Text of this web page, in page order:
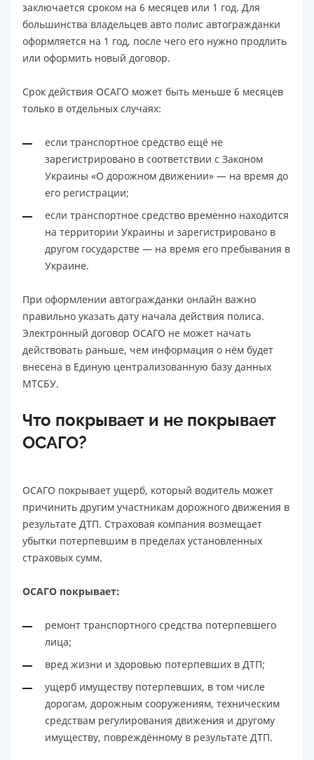
заключается сроком на 6 месяцев или 1 год. Для
большинства владельцев авто полис автогражданки
оформляется на 1 год, после чего его нужно продлить
или оформить новый договор.
Срок действия ОСАГО может быть меньше 6 месяцев
только в отдельных случаях:
если транспортное средство ещё не
зарегистрировано в соответствии с Законом
Украины «О дорожном движении» — на время до
его регистрации;
если транспортное средство временно находится
на территории Украины и зарегистрировано в
другом государстве — на время его пребывания в
Украине.
При оформлении автогражданки онлайн важно
правильно указать дату начала действия полиса.
Электронный договор ОСАГО не может начать
действовать раньше, чем информация о нём будет
внесена в Единую централизованную базу данных
МТСБУ.
Что покрывает и не покрывает
ОСАГО?
ОСАГО покрывает ущерб, который водитель может
причинить другим участникам дорожного движения в
результате ДТП. Страховая компания возмещает
убытки потерпевшим в пределах установленных
страховых сумм.
ОСАГО покрывает:
ремонт транспортного средства потерпевшего
лица;
вред жизни и здоровью потерпевших в ДТП;
ущерб имуществу потерпевших, в том числе
дорогам, дорожным сооружениям, техническим
средствам регулирования движения и другому
имуществу, повреждённому в результате ДТП.